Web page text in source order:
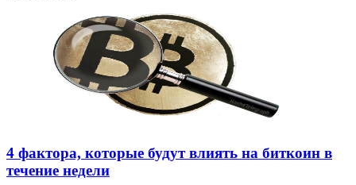
4 фактора, которые будут влиять на биткоин в
течение недели